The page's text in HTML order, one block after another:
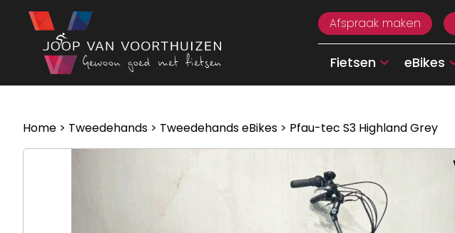
Ga naar de inhoud
Afspraak maken
Fietsen eBikes
Home > Tweedehands > Tweedehands eBikes > Pfau-tec S3 Highland Grey